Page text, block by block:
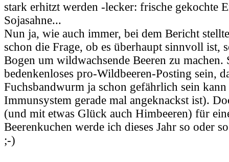
stark erhitzt werden -lecker: frische gekochte
Sojasahne...
Nun ja, wie auch immer, bei dem Bericht
schon die Frage, ob es überhaupt sinnvoll ist,
Bogen um wildwachsende Beeren zu
bedenkenloses pro-Wildbeeren-Posting sein,
Fuchsbandwurm ja schon gefährlich sein
Immunsystem gerade mal angeknackst ist).
(und mit etwas Glück auch Himbeeren) für
Beerenkuchen werde ich dieses Jahr so oder
;-)